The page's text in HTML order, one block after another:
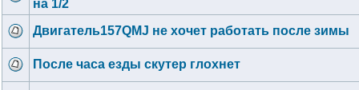
на 1/2
Двигатель157QMJ не хочет работать после зимы
После часа езды скутер глохнет